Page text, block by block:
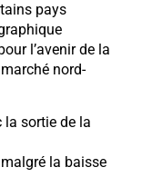
pays
l’avenir de la
nord-
la sortie de la
la baisse